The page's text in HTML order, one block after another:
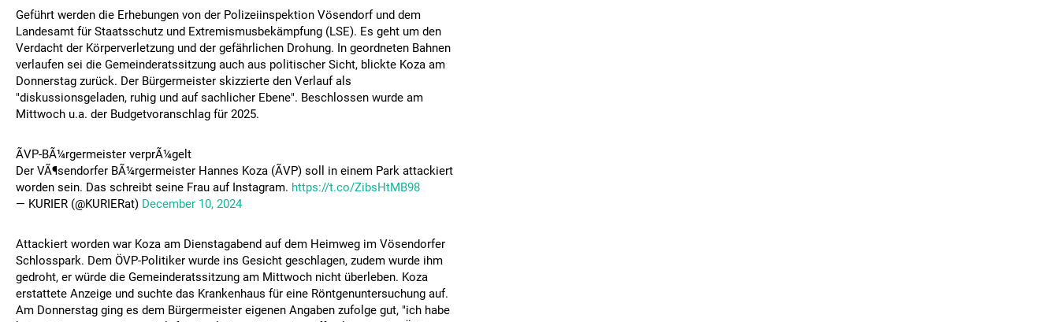
Geführt werden die Erhebungen von der Polizeiinspektion Vösendorf und dem
Landesamt für Staatsschutz und Extremismusbekämpfung (LSE). Es geht um den
Verdacht der Körperverletzung und der gefährlichen Drohung. In geordneten Bahnen
verlaufen sei die Gemeinderatssitzung auch aus politischer Sicht, blickte Koza am
Donnerstag zurück. Der Bürgermeister skizzierte den Verlauf als
"diskussionsgeladen, ruhig und auf sachlicher Ebene". Beschlossen wurde am
Mittwoch u.a. der Budgetvoranschlag für 2025.
ÃVP-BÃ¼rgermeister verprÃ¼gelt
Der VÃ¶sendorfer BÃ¼rgermeister Hannes Koza (ÃVP) soll in einem Park attackiert
worden sein. Das schreibt seine Frau auf Instagram. https://t.co/ZibsHtMB98
— KURIER (@KURIERat) December 10, 2024
Attackiert worden war Koza am Dienstagabend auf dem Heimweg im Vösendorfer
Schlosspark. Dem ÖVP-Politiker wurde ins Gesicht geschlagen, zudem wurde ihm
gedroht, er würde die Gemeinderatssitzung am Mittwoch nicht überleben. Koza
erstattete Anzeige und suchte das Krankenhaus für eine Röntgenuntersuchung auf.
Am Donnerstag ging es dem Bürgermeister eigenen Angaben zufolge gut, "ich habe